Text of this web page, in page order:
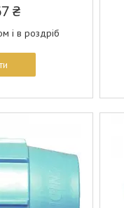
₴
і в роздріб